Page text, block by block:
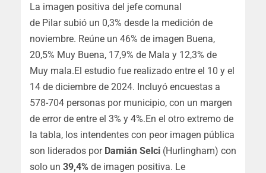
La imagen positiva del jefe comunal
de Pilar subió un 0,3% desde la medición de
noviembre. Reúne un 46% de imagen Buena,
20,5% Muy Buena, 17,9% de Mala y 12,3% de
Muy mala.El estudio fue realizado entre el 10 y el
14 de diciembre de 2024. Incluyó encuestas a
578-704 personas por municipio, con un margen
de error de entre el 3% y 4%.En el otro extremo de
la tabla, los intendentes con peor imagen pública
son liderados por Damián Selci (Hurlingham) con
solo un 39,4% de imagen positiva. Le